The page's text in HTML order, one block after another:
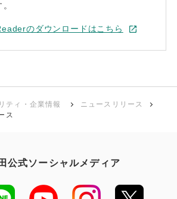
のダウンロードはこちら
ティ・企業情報
ニュースリリース
ス
公式ソーシャルメディア